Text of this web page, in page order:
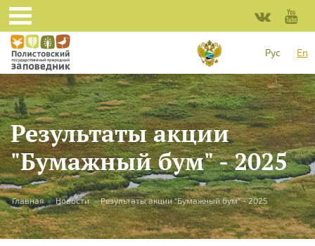
Skip to main content
Рус
En
Результаты акции
"Бумажный бум" - 2025
You are here
Главная » Новости » Результаты акции "Бумажный бум" - 2025